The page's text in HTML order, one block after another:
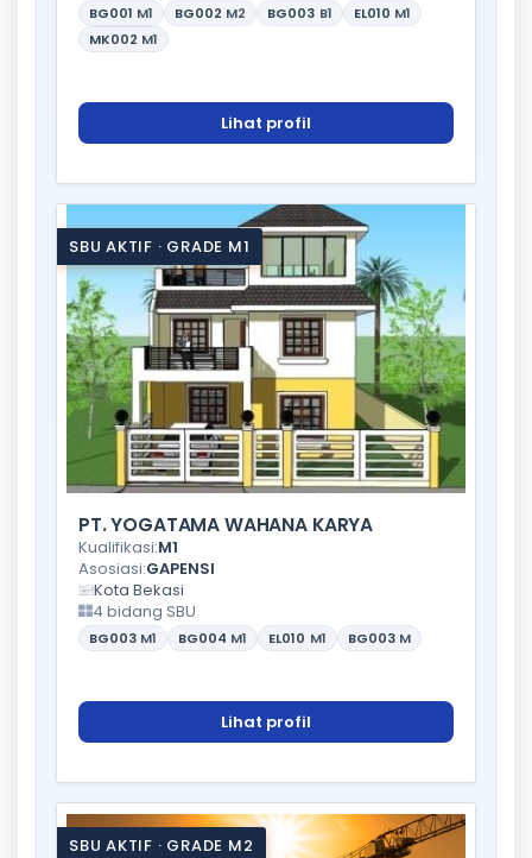
BG001 M1 BG002 M2 BG003 B1 EL010 M1
MK002 M1
Lihat profil
SBU AKTIF · GRADE M1
PT. YOGATAMA WAHANA KARYA
Kualifikasi:M1
Asosiasi:GAPENSI
Kota Bekasi
4 bidang SBU
BG003 M1 BG004 M1 EL010 M1 BG003 M
Lihat profil
SBU AKTIF · GRADE M2